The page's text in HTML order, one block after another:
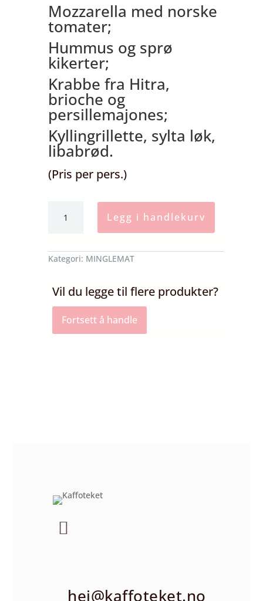
Mozzarella med norske
tomater;
Hummus og sprø
kikerter;
Krabbe fra Hitra,
brioche og
persillemajones;
Kyllingrillette, sylta løk,
libabrød.
(Pris per pers.)
(Minimum
antall
Legg i handlekurv
Kategori: MINGLEMAT
Vil du legge til flere produkter?
Fortsett å handle
hei@kaffoteket.no